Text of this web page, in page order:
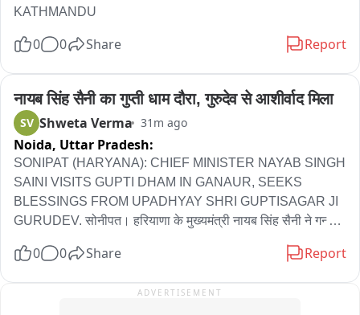
KATHMANDU
0 0 Share Report
नायब सिंह सैनी का गुप्ती धाम दौरा, गुरुदेव से आशीर्वाद मिला
SV Shweta Verma 31m ago
Noida, Uttar Pradesh:
SONIPAT (HARYANA): CHIEF MINISTER NAYAB SINGH
SAINI VISITS GUPTI DHAM IN GANAUR, SEEKS
BLESSINGS FROM UPADHYAY SHRI GUPTISAGAR JI
GURUDEV. सोनीपत। हरियाणा के मुख्यमंत्री नायब सिंह सैनी ने गन्नौर
आशीर्वाद लिया。
0 0 Share Report
ADVERTISEMENT